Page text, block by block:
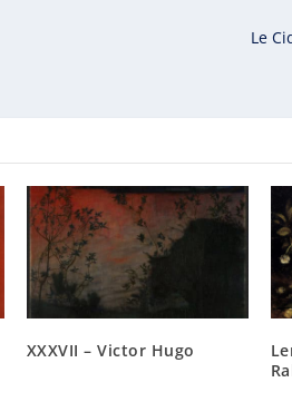
Le
XXXVII – Victor Hugo